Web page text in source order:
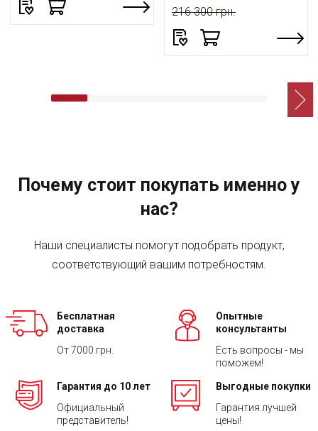
216 300 грн.
Почему стоит покупать именно у
нас?
Наши специалисты помогут подобрать продукт,
соответствующий вашим потребностям.
Бесплатная
доставка
От 7000 грн.
Опытные
консультанты
Есть вопросы - мы
поможем!
Гарантия до 10 лет
Официальный
представитель!
Выгодные покупки
Гарантия лучшей
цены!